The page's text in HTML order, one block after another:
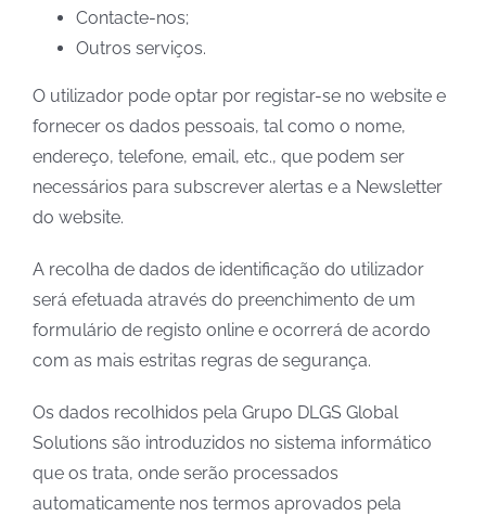
Contacte-nos;
Outros serviços.
O utilizador pode optar por registar-se no website e
fornecer os dados pessoais, tal como o nome,
endereço, telefone, email, etc., que podem ser
necessários para subscrever alertas e a Newsletter
do website.
A recolha de dados de identificação do utilizador
será efetuada através do preenchimento de um
formulário de registo online e ocorrerá de acordo
com as mais estritas regras de segurança.
Os dados recolhidos pela Grupo DLGS Global
Solutions são introduzidos no sistema informático
que os trata, onde serão processados
automaticamente nos termos aprovados pela